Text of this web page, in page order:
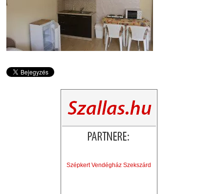
Szépkert Vendégház Szekszárd